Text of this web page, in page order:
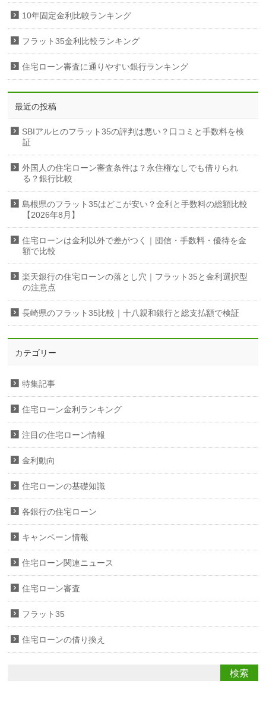
10年固定金利比較ランキング
フラット35金利比較ランキング
住宅ローン審査に通りやすい銀行ランキング
最近の投稿
SBIアルヒのフラット35の評判は悪い？口コミと手数料を検
証
外国人の住宅ローン審査条件は？永住権なしでも借りられ
る？銀行比較
島根県のフラット35はどこが安い？金利と手数料の総額比較
【2026年8月】
住宅ローンは金利以外で差がつく｜団信・手数料・優待を金
額で比較
楽天銀行の住宅ローンの落とし穴｜フラット35と金利選択型
の注意点
長崎県のフラット35比較｜十八親和銀行と総支払額で検証
カテゴリー
特集記事
住宅ローン金利ランキング
注目の住宅ローン情報
金利動向
住宅ローンの基礎知識
各銀行の住宅ローン
キャンペーン情報
住宅ローン関連ニュース
住宅ローン審査
フラット35
住宅ローンの借り換え